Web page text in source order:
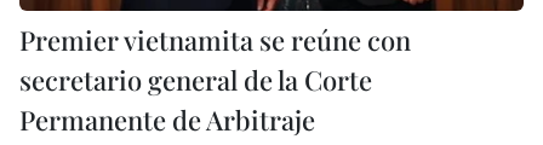
Premier vietnamita se reúne con
secretario general de la Corte
Permanente de Arbitraje